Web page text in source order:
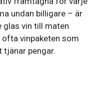
undan billigare – är
glas vin till maten
vinpaketen som
pengar.